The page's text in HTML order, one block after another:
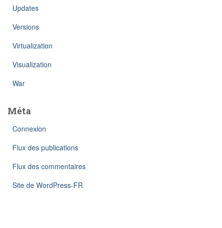
Updates
Versions
Virtualization
Visualization
War
Méta
Connexion
Flux des publications
Flux des commentaires
Site de WordPress-FR